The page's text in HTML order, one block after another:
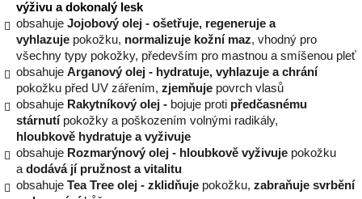
výživu a dokonalý lesk
obsahuje Jojobový olej - ošetřuje, regeneruje a
vyhlazuje pokožku, normalizuje kožní maz, vhodný pro
všechny typy pokožky, především pro mastnou a smíšenou pleť
obsahuje Arganový olej - hydratuje, vyhlazuje a chrání
pokožku před UV zářením, zjemňuje povrch vlasů
obsahuje Rakytníkový olej - bojuje proti předčasnému
stárnutí pokožky a poškozením volnými radikály,
hloubkově hydratuje a vyživuje
obsahuje Rozmarýnový olej - hloubkově vyživuje pokožku
a dodává jí pružnost a vitalitu
obsahuje Tea Tree olej - zklidňuje pokožku, zabraňuje svrbění